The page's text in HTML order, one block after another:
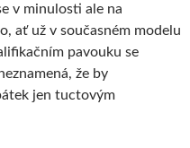
v minulosti ale na
ať už v současném modelu
pavouku se
že by
jen tuctovým